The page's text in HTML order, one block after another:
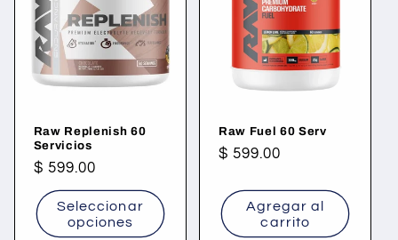
Raw Replenish 60
Servicios
Precio
habitual
$ 599.00
Seleccionar
opciones
Raw Fuel 60 Serv
Precio
$ 599.00
Agregar al
carrito